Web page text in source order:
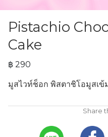
Pistachio
Cake
฿ 290
มูสไวท์ช็อก พิสตาชิโอมูสเข้
Share